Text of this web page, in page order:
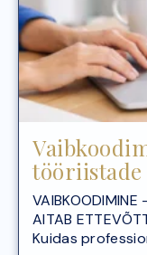
tööriistade
VAIBKOODIMINE
AITAB
Kuidas